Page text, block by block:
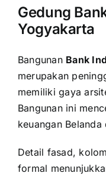
Gedung
Yogyakarta
Bangunan Bank
merupakan
memiliki gaya
Bangunan ini
keuangan
Detail fasad,
formal